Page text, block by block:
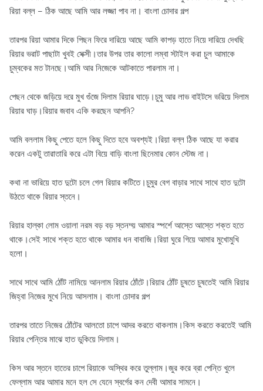
রিয়া বল্ল – ঠিক আছে আমি আর লজ্জা পাব না। বাংলা চোদার গল্প
তারপর রিয়া আমার দিকে পিছন ফিরে দারিয়ে আছে আমি কাপড় হাতে নিয়ে দারিয়ে দেখছি
রিয়ার ভরাট পাছাটা খুবই সেক্সী।তার উপর তার কালো লম্বা স্টাইল করা চুল আমাকে
চুম্বকের মত টানছে।আমি আর নিজেকে আটকাতে পারলাম না।
পেছন থেকে জড়িয়ে দরে মুখ গুঁজে দিলাম রিয়ার ঘাড়ে।চুমু আর লাভ বাইটসে ভরিয়ে দিলাম
রিয়ার ঘাড়।রিয়ার জবাব একি করছেন আপনি?
আমি বললাম কিছু পেতে হলে কিছু দিতে হবে অবশ্যই।রিয়া বল্ল ঠিক আছে যা করার
করেন একটু তারাতারি করে এটা বিয়ে বাড়ি বাংলা ছিনেমার কোন স্টেজ না।
কথা না ভারিয়ে হাত দুটো চলে গেল রিয়ার কটিতে।চুমুর বেগ বাড়ার সাথে সাথে হাত দুটো
উঠতে থাকে রিয়ার স্তনে।
রিয়ার হাল্কা লোম ওয়ালা নরম বড় বড় স্তনদ্য় আমার স্পর্শে আস্তে আস্তে শক্ত হতে
থাকে।সেই সাথে শক্ত হতে থাকে আমার ধন বাবাজি।রিয়া ঘুরে গিয়ে আমার মুখোমুখি
হলো।
সাথে সাথে আমি ঠোঁট নামিয়ে আনলাম রিয়ার ঠোঁটে।রিয়ার ঠোঁট চুষতে চুষতেই আমি রিয়ার
জিহ্বা নিজের মুখে নিয়ে আসলাম। বাংলা চোদার গল্প
তারপর তাতে নিজের ঠোঁটের আলতো চাপে আদর করতে থাকলাম।কিস করতে করতেই আমি
রিয়ার পেন্তির মাঝে হাত ডুকিয়ে দিলাম।
কিস আর স্তনে হাতের চাপে রিয়াকে অস্থির করে তুল্লাম।জুর করে ব্রা পেন্তি খুলে
ফেল্লাম আর আমার মনে হল সে যেনে স্বর্গের কন দেবী আমার সামনে।